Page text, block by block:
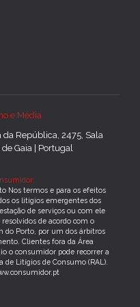
e Média
República, 2475, Sala
Gaia | Portugal
Nos termos e para os efeitos
os litígios emergentes dos
de serviços ou com ele
de acordo com o
do Porto, por um dos árbitros
Clientes fora da Área
o consumidor pode recorrer a
Litígios de Consumo (RAL).